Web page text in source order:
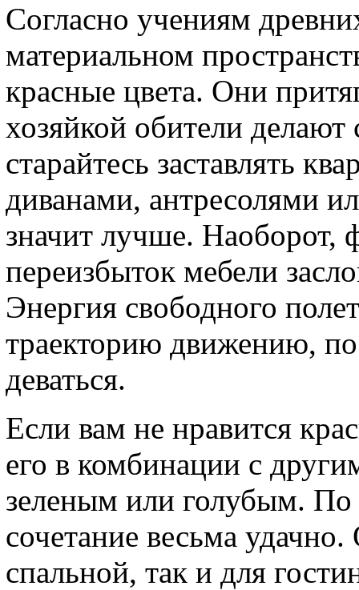
Согласно учениям
материальном
красные цвета. Они
хозяйкой обители
старайтесь заставлять
диванами, антресолями
значит лучше. Наоборот,
переизбыток мебели
Энергия свободного
траекторию движению,
деваться.
Если вам не нравится
его в комбинации с
зеленым или голубым. По
сочетание весьма
спальной, так и для